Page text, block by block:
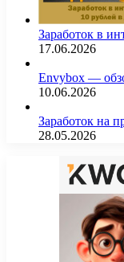
Заработок в
17.06.2026
Envybox —
10.06.2026
Заработок на
28.05.2026